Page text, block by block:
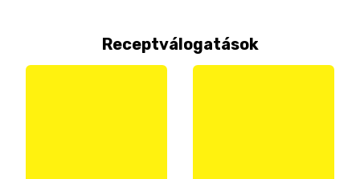
Receptválogatások